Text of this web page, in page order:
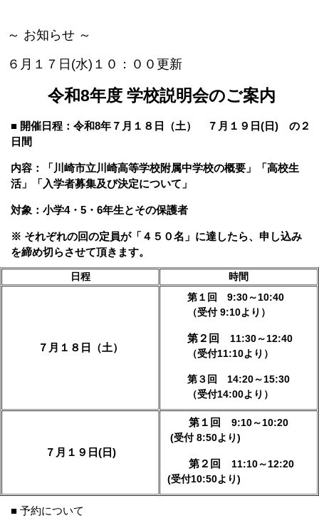
～ お知らせ ～
６月１７日(水)１０：００更新
令和8年度 学校説明会のご案内
■ 開催日程：令和8年７月１８日（土） ７月１９日(日) の２
日間
内容：「川崎市立川崎高等学校附属中学校の概要」「高校生
活」「入学者募集及び決定について」
対象：小学4・5・6年生とその保護者
※ それぞれの回の定員が「４５０名」に達したら、申し込み
を締め切らさせて頂きます。
日程 時間
７月１８日（土）
第１回 9:30～10:40
（受付 9:10より）
第２回 11:30～12:40
（受付11:10より）
第３回
14:20～15:30
（受付14:00より）
７月１９日(日)
第１回 9:10～10:20
(受付 8:50より)
第２回 11:10～12:20
(受付10:50より)
■ 予約について